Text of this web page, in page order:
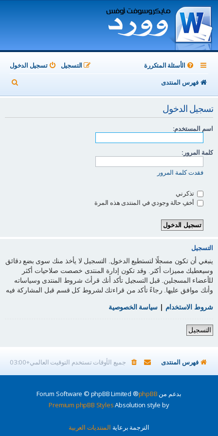
الأسئلة المتكررة تسجيل الدخول
التسجيل
فهرس المنتدى
ح
تسجيل الدخول
اسم المستخدم:
كلمة المرور:
فقدت كلمة المرور
تذكرني
أخفِ حالة وجودي في المنتدى هذه المرة
التسجيل
ينبغي أن تكون مسجلًا لتستطيع الدخول. التسجيل لا يأخذ منك سوى بضع دقائق
وسيعطيك مميزات أكثر. وقد تكون إدارة المنتدى خصصت صلاحيات أكثر
للأعضاء المسجلين. قبل التسجيل تأكد أنك قرأتَ شروط المنتدى وسياساته
وأنك موافق عليها. رجاءً تأكد من قراءتك لشروط كل قسم قبل المشاركة فيه
شروط الاستخدام | سياسة الخصوصية
التسجيل
فهرس المنتدى جميع الأوقات تستخدم التوقيت العالمي+03:00
بدعم من phpBB
® Forum Software © phpBB Limited
Absolution style by
Premium phpBB Styles
الترجمة برعاية المنتديات العربية